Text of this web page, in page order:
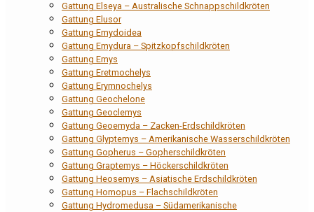
Gattung Elseya – Australische Schnappschildkröten
Gattung Elusor
Gattung Emydoidea
Gattung Emydura – Spitzkopfschildkröten
Gattung Emys
Gattung Eretmochelys
Gattung Erymnochelys
Gattung Geochelone
Gattung Geoclemys
Gattung Geoemyda – Zacken-Erdschildkröten
Gattung Glyptemys – Amerikanische Wasserschildkröten
Gattung Gopherus – Gopherschildkröten
Gattung Graptemys – Höckerschildkröten
Gattung Heosemys – Asiatische Erdschildkröten
Gattung Homopus – Flachschildkröten
Gattung Hydromedusa – Südamerikanische